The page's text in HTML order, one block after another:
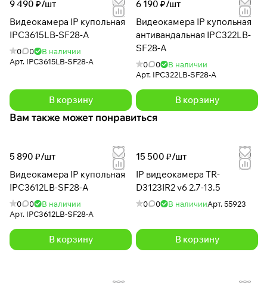
9 490 ₽/шт
Видеокамера IP купольная
IPC3615LB-SF28-A
0 0
В наличии
Арт. IPC3615LB-SF28-A
В корзину
6 190 ₽/шт
Видеокамера IP купольная
антивандальная IPC322LB-
SF28-A
0 0
В наличии
Арт. IPC322LB-SF28-A
В корзину
Вам также может понравиться
5 890 ₽/шт
Видеокамера IP купольная
IPC3612LB-SF28-A
0 0
В наличии
Арт. IPC3612LB-SF28-A
В корзину
15 500 ₽/шт
IP видеокамера TR-
D3123IR2 v6 2.7-13.5
0 0 В наличииАрт.55923
В корзину